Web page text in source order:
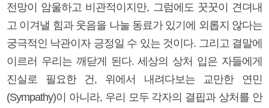
전망이 암울하고 비관적이지만, 그럼에도 꿋꿋이 견뎌내
고 이겨낼 힘과 웃음을 나눌 동료가 있기에 외롭지 않다는
궁극적인 낙관이자 긍정일 수 있는 것이다. 그리고 결말에
이르러 우리는 깨닫게 된다. 세상의 상처 입은 자들에게
진실로 필요한 건, 위에서 내려다보는 교만한 연민
(Sympathy)이 아니라, 우리 모두 각자의 결핍과 상처를 안